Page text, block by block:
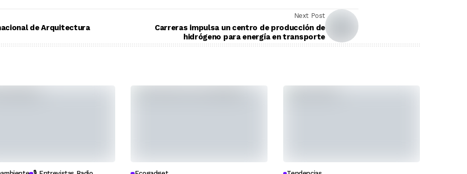
de Arquitectura
Next Post
Carreras impulsa un centro de producción de
hidrógeno para energía en transporte